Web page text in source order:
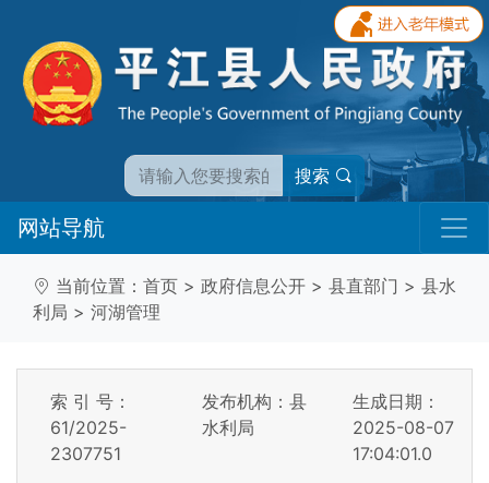
搜索
网站导航
当前位置： 首页 > 政府信息公开 > 县直部门 > 县水
利局 > 河湖管理
索 引 号：
61/2025-
2307751
发布机构：县
水利局
生成日期：
2025-08-07
17:04:01.0